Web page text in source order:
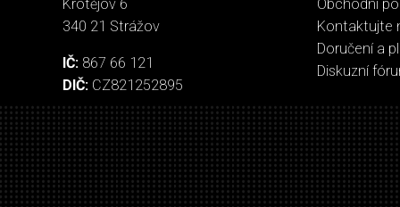
Krotějov 6
340 21 Strážov
IČ: 867 66 121
DIČ: CZ821252895
Obchodní
Kontaktujte
Doručení a
Diskuzní